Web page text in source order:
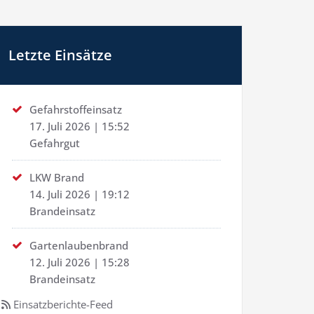
Letzte Einsätze
Gefahrstoffeinsatz
17. Juli 2026 | 15:52
Gefahrgut
LKW Brand
14. Juli 2026 | 19:12
Brandeinsatz
Gartenlaubenbrand
12. Juli 2026 | 15:28
Brandeinsatz
Einsatzberichte-Feed